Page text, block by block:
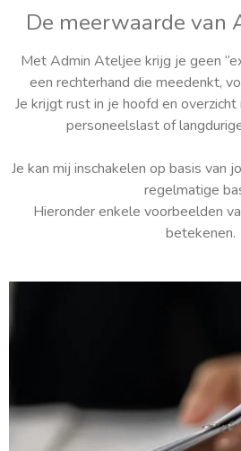
De meerwaarde van
Met Admin Ateljee krijg je geen
een rechterhand die meedenkt,
Je krijgt rust in je hoofd en
personeelslast of
Je kan mij inschakelen op basis van
regelmatige
Hieronder enkele voorbeelden
betekenen.